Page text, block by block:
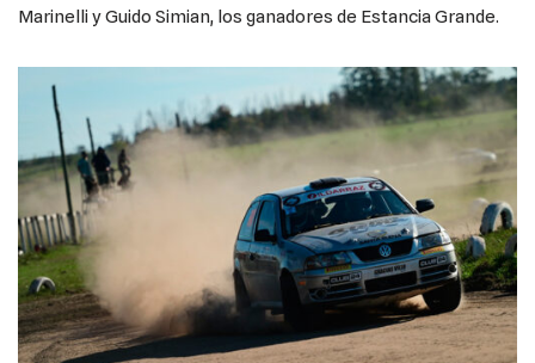
Marinelli y Guido Simian, los ganadores de Estancia Grande.